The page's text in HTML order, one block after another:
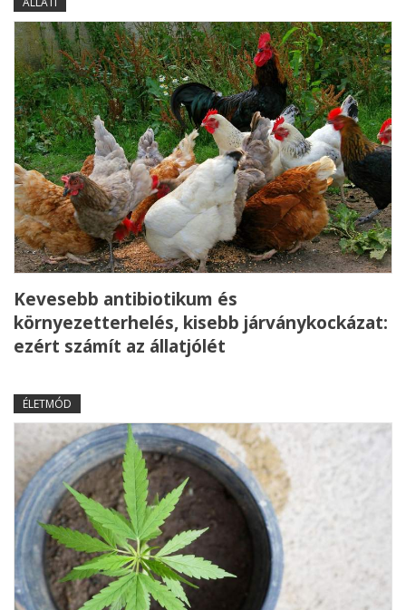
Kevesebb antibiotikum és
környezetterhelés, kisebb járványkockázat:
ezért számít az állatjólét
ÉLETMÓD